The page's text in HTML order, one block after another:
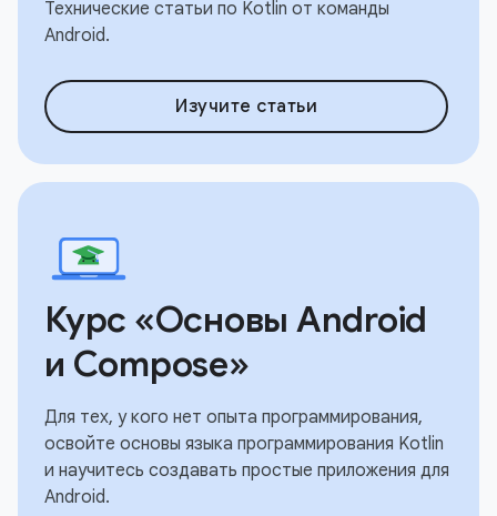
Технические статьи по Kotlin от команды
Android.
Изучите статьи
Курс «Основы Android
и Compose»
Для тех, у кого нет опыта программирования,
освойте основы языка программирования Kotlin
и научитесь создавать простые приложения для
Android.